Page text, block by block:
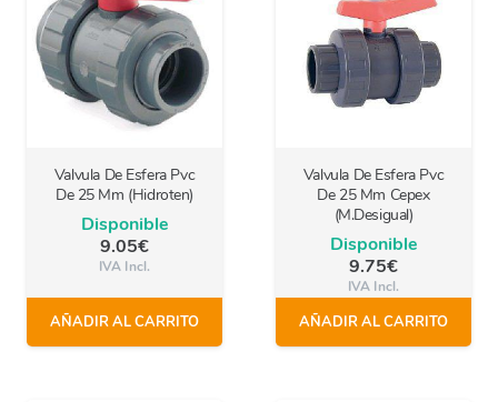
Valvula De Esfera Pvc
De 25 Mm (Hidroten)
Disponible
9.05€
IVA Incl.
AÑADIR AL CARRITO
Valvula De Esfera Pvc
De 25 Mm Cepex
(M.Desigual)
Disponible
9.75€
IVA Incl.
AÑADIR AL CARRITO